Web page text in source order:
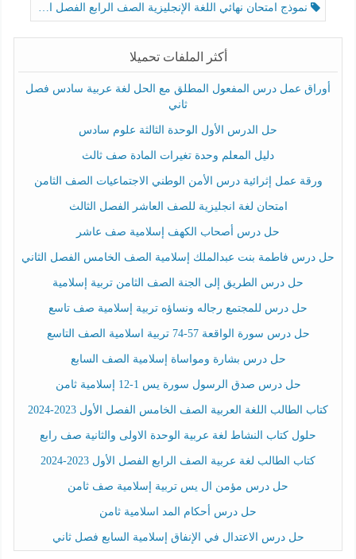
نموذج امتحان نهائي اللغة الإنجليزية الصف الرابع الفصل الثالث
أكثر الملفات تحميلا
أوراق عمل درس المفعول المطلق مع الحل لغة عربية سادس فصل
ثاني
حل الدرس الأول الوحدة الثالثة علوم سادس
دليل المعلم وحدة تغيرات المادة صف ثالث
ورقة عمل إثرائية درس الأمن الوطني الاجتماعيات الصف الثامن
امتحان لغة انجليزية للصف العاشر الفصل الثالث
حل درس أصحاب الكهف إسلامية صف عاشر
حل درس فاطمة بنت عبدالملك إسلامية الصف الخامس الفصل الثاني
حل درس الطريق إلى الجنة الصف الثامن تربية إسلامية
حل درس للمجتمع رجاله ونساؤه تربية إسلامية صف تاسع
حل درس سورة الواقعة 57-74 تربية اسلامية الصف التاسع
حل درس بشارة ومواساة إسلامية الصف السابع
حل درس صدق الرسول سورة يس 1-12 إسلامية ثامن
كتاب الطالب اللغة العربية الصف الخامس الفصل الأول 2023-2024
حلول كتاب النشاط لغة عربية الوحدة الاولى والثانية صف رابع
كتاب الطالب لغة عربية الصف الرابع الفصل الأول 2023-2024
حل درس مؤمن ال يس تربية إسلامية صف ثامن
حل درس أحكام المد اسلامية ثامن
حل درس الاعتدال في الإنفاق إسلامية السابع فصل ثاني